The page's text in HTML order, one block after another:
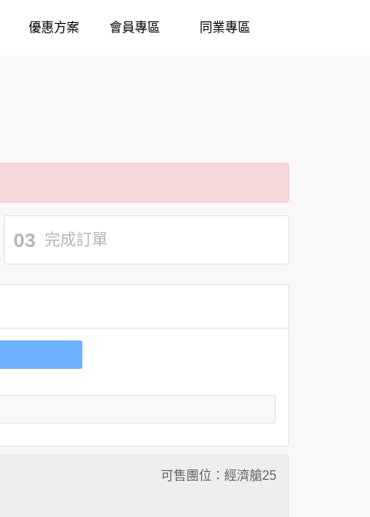
優惠方案 會員專區 同業專區
03 完成訂單
可售團位：經濟艙25